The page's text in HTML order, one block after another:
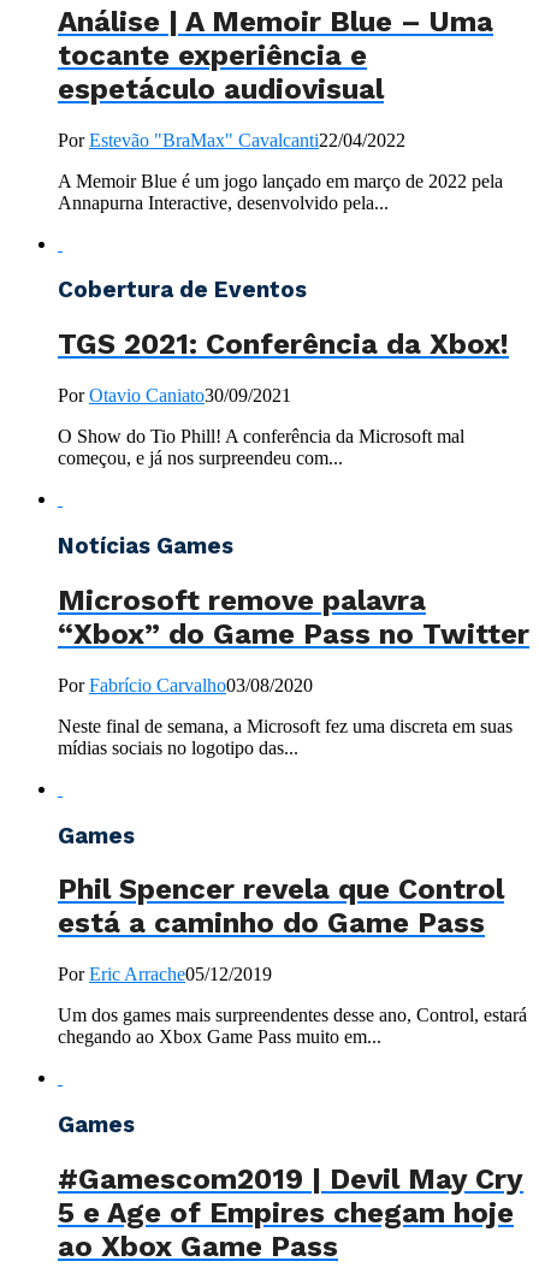
Análise | A Memoir Blue – Uma
tocante experiência e
espetáculo audiovisual
PorEstevão "BraMax" Cavalcanti22/04/2022
A Memoir Blue é um jogo lançado em março de 2022 pela
Annapurna Interactive, desenvolvido pela...
Cobertura de Eventos
TGS 2021: Conferência da Xbox!
PorOtavio Caniato30/09/2021
O Show do Tio Phill! A conferência da Microsoft mal
começou, e já nos surpreendeu com...
Notícias Games
Microsoft remove palavra
“Xbox” do Game Pass no Twitter
PorFabrício Carvalho03/08/2020
Neste final de semana, a Microsoft fez uma discreta em suas
mídias sociais no logotipo das...
Games
Phil Spencer revela que Control
está a caminho do Game Pass
PorEric Arrache05/12/2019
Um dos games mais surpreendentes desse ano, Control, estará
chegando ao Xbox Game Pass muito em...
Games
#Gamescom2019 | Devil May Cry
5 e Age of Empires chegam hoje
ao Xbox Game Pass